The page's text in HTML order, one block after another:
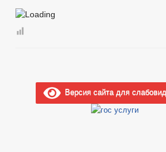
Версия сайта для